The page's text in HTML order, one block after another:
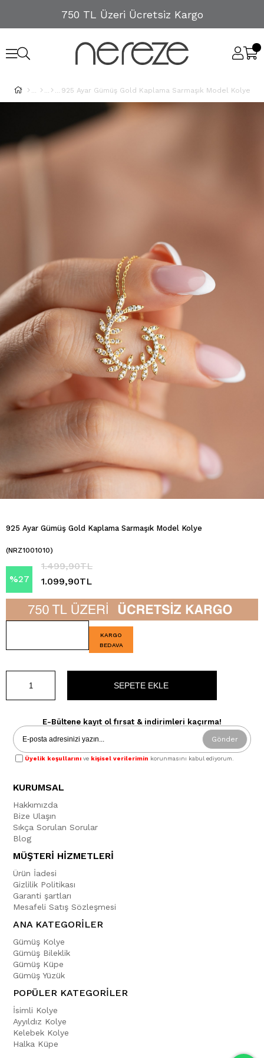
750 TL Üzeri Ücretsiz Kargo
925 Ayar Gümüş Gold Kaplama Sarmaşık Model Kolye
925 Ayar Gümüş Gold Kaplama Sarmaşık Model Kolye
(NRZ1001010)
%27
İndirim
1.499,90TL
1.099,90TL
KARGO
BEDAVA
E-Bültene kayıt ol fırsat & indirimleri kaçırma!
Gönder
Üyelik koşullarını ve kişisel verilerimin korunmasını kabul ediyorum.
KURUMSAL
Hakkımızda
Bize Ulaşın
Sıkça Sorulan Sorular
Blog
MÜŞTERİ HİZMETLERİ
Ürün İadesi
Gizlilik Politikası
Garanti şartları
Mesafeli Satış Sözleşmesi
ANA KATEGORİLER
Gümüş Kolye
Gümüş Bileklik
Gümüş Küpe
Gümüş Yüzük
POPÜLER KATEGORİLER
İsimli Kolye
Ayyıldız Kolye
Kelebek Kolye
Halka Küpe